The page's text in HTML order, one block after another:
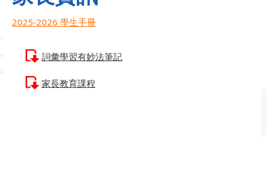
2025-2026 學生手冊
詞彙學習有妙法筆記
家長教育課程